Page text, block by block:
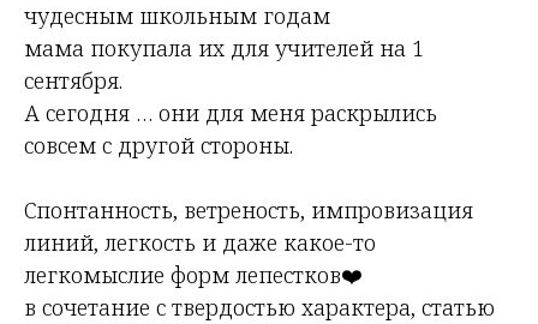
чудесным школьным годам
мама покупала их для учителей на 1
сентября.
А сегодня … они для меня раскрылись
совсем с другой стороны.
Спонтанность, ветреность, импровизация
линий, легкость и даже какое-то
легкомыслие форм лепестков❤️
в сочетание с твердостью характера, статью